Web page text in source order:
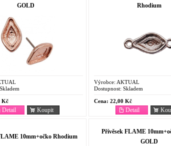
GOLD
Skladem
Kč
Koupit
Detail
Rhodium
Výrobce: AKTUAL
Dostupnost: Skladem
Cena: 22,00 Kč
Detail
10mm+očko Rhodium
Přívěsek FLAME
GOLD